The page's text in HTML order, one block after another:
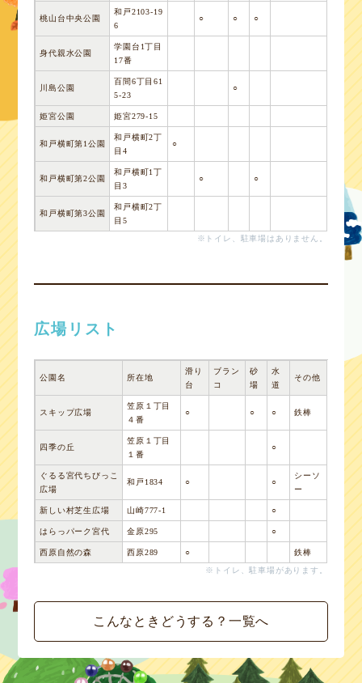
桃山台中央公園
和戸2103-19
6
○ ○ ○
身代親水公園
学園台1丁目
17番
川島公園
百間6丁目61
5-23
○
姫宮公園 姫宮279-15
和戸横町第1公園
和戸横町2丁
目4
○
和戸横町第2公園
和戸横町1丁
目3
○ ○
和戸横町第3公園
和戸横町2丁
目5
※トイレ、駐車場はありません。
広場リスト
公園名 所在地
滑り
台
ブラン
コ
砂
場
水
道
その他
スキップ広場
笠原１丁目
４番
○ ○ ○ 鉄棒
四季の丘
笠原１丁目
１番
○
ぐるる宮代ちびっこ
広場
和戸1834 ○ ○
シーソ
ー
新しい村芝生広場 山崎777-1 ○
はらっパーク宮代 金原295 ○
西原自然の森 西原289 ○
鉄棒
※トイレ、駐車場があります。
こんなときどうする？一覧へ